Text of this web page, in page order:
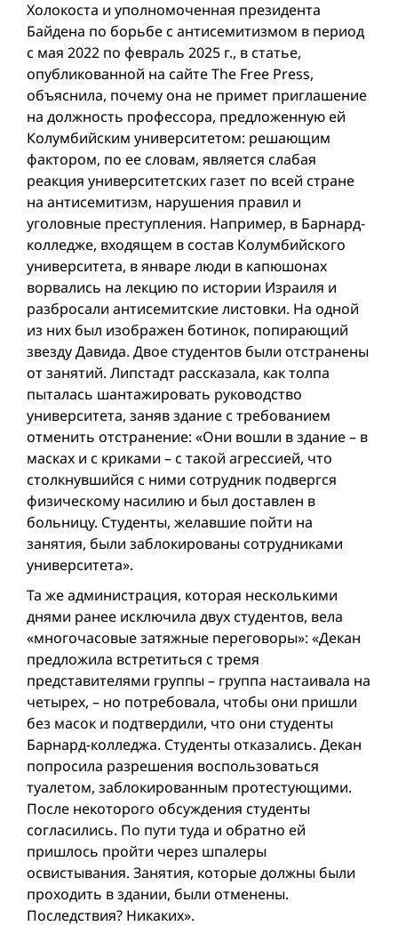
Холокоста и уполномоченная президента
Байдена по борьбе с антисемитизмом в период
с мая 2022 по февраль 2025 г., в статье,
опубликованной на сайте The Free Press,
объяснила, почему она не примет приглашение
на должность профессора, предложенную ей
Колумбийским университетом: решающим
фактором, по ее словам, является слабая
реакция университетских газет по всей стране
на антисемитизм, нарушения правил и
уголовные преступления. Например, в Барнард-
колледже, входящем в состав Колумбийского
университета, в январе люди в капюшонах
ворвались на лекцию по истории Израиля и
разбросали антисемитские листовки. На одной
из них был изображен ботинок, попирающий
звезду Давида. Двое студентов были отстранены
от занятий. Липстадт рассказала, как толпа
пыталась шантажировать руководство
университета, заняв здание с требованием
отменить отстранение: «Они вошли в здание – в
масках и с криками – с такой агрессией, что
столкнувшийся с ними сотрудник подвергся
физическому насилию и был доставлен в
больницу. Студенты, желавшие пойти на
занятия, были заблокированы сотрудниками
университета».
Та же администрация, которая несколькими
днями ранее исключила двух студентов, вела
«многочасовые затяжные переговоры»: «Декан
предложила встретиться с тремя
представителями группы – группа настаивала на
четырех, – но потребовала, чтобы они пришли
без масок и подтвердили, что они студенты
Барнард-колледжа. Студенты отказались. Декан
попросила разрешения воспользоваться
туалетом, заблокированным протестующими.
После некоторого обсуждения студенты
согласились. По пути туда и обратно ей
пришлось пройти через шпалеры
освистывания. Занятия, которые должны были
проходить в здании, были отменены.
Последствия? Никаких».